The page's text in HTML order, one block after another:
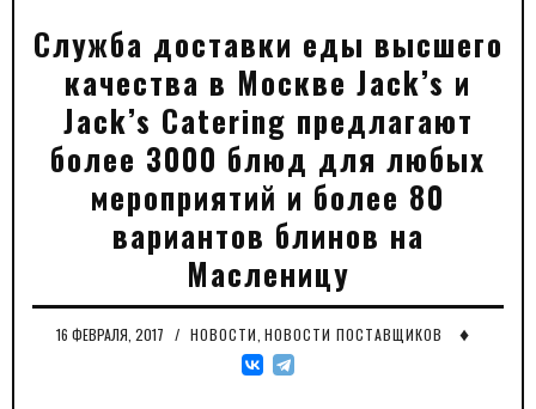
Cлужба доставки еды высшего
качества в Москве Jack’s и
Jack’s Catering предлагают
более 3000 блюд для любых
мероприятий и более 80
вариантов блинов на
Масленицу
16 ФЕВРАЛЯ, 2017 / НОВОСТИ НОВОСТИ ПОСТАВЩИКОВ ♦